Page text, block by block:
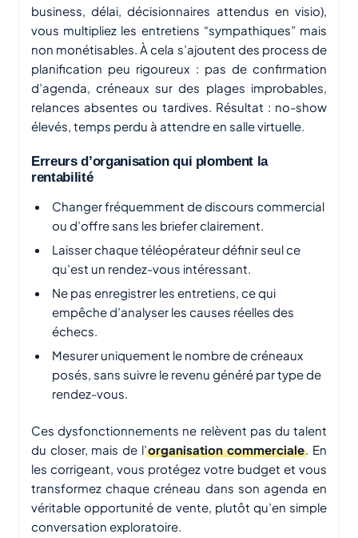
business, délai, décisionnaires attendus en visio),
vous multipliez les entretiens “sympathiques” mais
non monétisables. À cela s’ajoutent des process de
planification peu rigoureux : pas de confirmation
d’agenda, créneaux sur des plages improbables,
relances absentes ou tardives. Résultat : no-show
élevés, temps perdu à attendre en salle virtuelle.
Erreurs d’organisation qui plombent la
rentabilité
Changer fréquemment de discours commercial
ou d’offre sans les briefer clairement.
Laisser chaque téléopérateur définir seul ce
qu’est un rendez-vous intéressant.
Ne pas enregistrer les entretiens, ce qui
empêche d’analyser les causes réelles des
échecs.
Mesurer uniquement le nombre de créneaux
posés, sans suivre le revenu généré par type de
rendez-vous.
Ces dysfonctionnements ne relèvent pas du talent
du closer, mais de l’organisation commerciale. En
les corrigeant, vous protégez votre budget et vous
transformez chaque créneau dans son agenda en
véritable opportunité de vente, plutôt qu’en simple
conversation exploratoire.